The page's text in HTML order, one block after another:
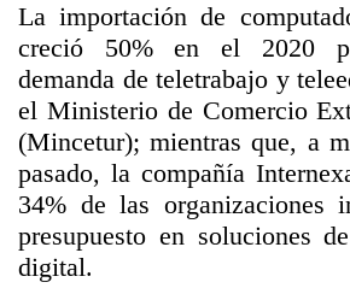
La importación de
creció 50% en el 2020
demanda de teletrabajo y
el Ministerio de Comercio
(Mincetur); mientras que, a
pasado, la compañía
34% de las organizaciones
presupuesto en soluciones
digital.